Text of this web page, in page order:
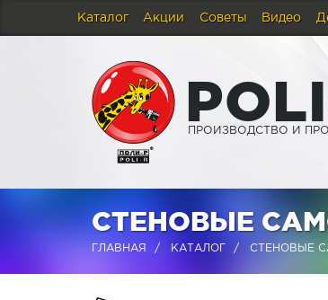
Каталог Акции Советы Видео
POLI
ПРОИЗВОДСТВО И
СТЕНОВЫЕ
ГЛАВНАЯ КАТАЛОГ СТЕНОВЫЕ